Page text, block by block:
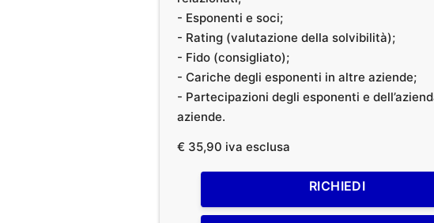
- Esponenti e soci;
- Rating (valutazione della solvibilità);
- Fido (consigliato);
- Cariche degli esponenti in altre aziende;
- Partecipazioni degli esponenti e
aziende.
€ 35,90 iva esclusa
RICHIEDI